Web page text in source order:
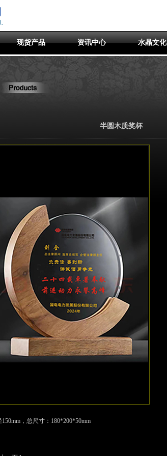
现货产品 资讯中心 水晶文化
半圆木质奖杯
150mm，总尺寸：180*200*50mm